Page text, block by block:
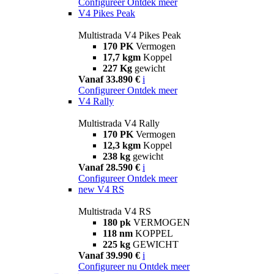
V4 Pikes Peak
Multistrada V4 Pikes Peak
170 PK Vermogen
17,7 kgm Koppel
227 Kg gewicht
Vanaf 33.890 € i
Configureer Ontdek meer
V4 Rally
Multistrada V4 Rally
170 PK Vermogen
12,3 kgm Koppel
238 kg gewicht
Vanaf 28.590 € i
Configureer Ontdek meer
new V4 RS
Multistrada V4 RS
180 pk VERMOGEN
118 nm KOPPEL
225 kg GEWICHT
Vanaf 39.990 € i
Configureer nu Ontdek meer